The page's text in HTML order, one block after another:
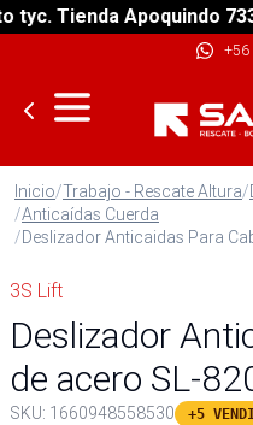
Tienda Apoquindo
+56
Inicio/Trabajo - Rescate Altura/
/Anticaídas Cuerda
/Deslizador Anticaidas Para
3S Lift
Deslizador
de acero SL-
SKU: 1660948558530 +5